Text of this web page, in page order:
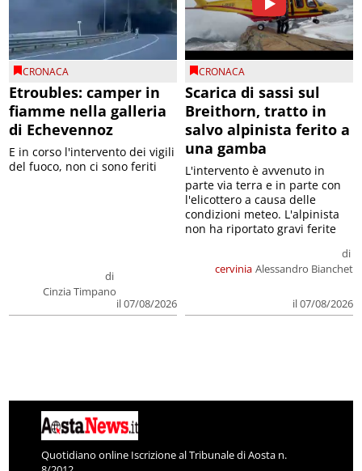
CRONACA
Etroubles: camper in
fiamme nella galleria
di Echevennoz
di
Cinzia Timpano
il 07/08/2026
E in corso l'intervento dei vigili
del fuoco, non ci sono feriti
CRONACA
Scarica di sassi sul
Breithorn, tratto in
salvo alpinista ferito a
una gamba
cervinia
di
Alessandro Bianchet
il 07/08/2026
L'intervento è avvenuto in
parte via terra e in parte con
l'elicottero a causa delle
condizioni meteo. L'alpinista
non ha riportato gravi ferite
Quotidiano online Iscrizione al Tribunale di Aosta n.